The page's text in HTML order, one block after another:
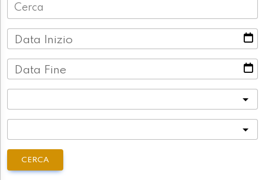
Data Inizio
Data Fine
CERCA